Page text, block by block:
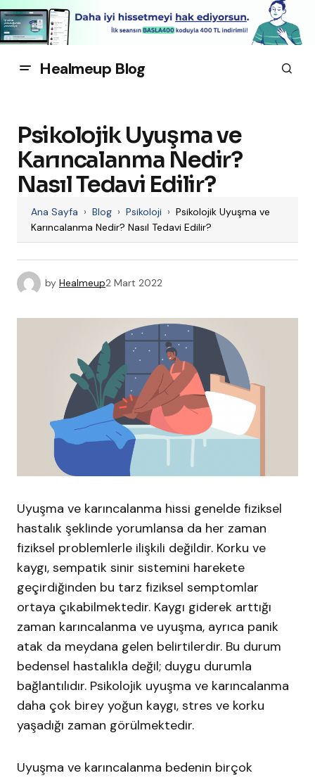
Healmeup Blog
Psikolojik Uyuşma ve
Karıncalanma Nedir?
Nasıl Tedavi Edilir?
Ana Sayfa › Blog › Psikoloji › Psikolojik Uyuşma ve
Karıncalanma Nedir? Nasıl Tedavi Edilir?
by Healmeup2 Mart 2022
Uyuşma ve karıncalanma hissi genelde fiziksel
hastalık şeklinde yorumlansa da her zaman
fiziksel problemlerle ilişkili değildir. Korku ve
kaygı, sempatik sinir sistemini harekete
geçirdiğinden bu tarz fiziksel semptomlar
ortaya çıkabilmektedir. Kaygı giderek arttığı
zaman karıncalanma ve uyuşma, ayrıca panik
atak da meydana gelen belirtilerdir. Bu durum
bedensel hastalıkla değil; duygu durumla
bağlantılıdır. Psikolojik uyuşma ve karıncalanma
daha çok birey yoğun kaygı, stres ve korku
yaşadığı zaman görülmektedir.
Uyuşma ve karıncalanma bedenin birçok